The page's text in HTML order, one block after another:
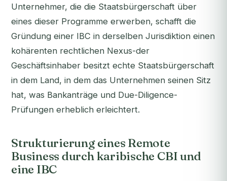
Unternehmer, die die Staatsbürgerschaft über
eines dieser Programme erwerben, schafft die
Gründung einer IBC in derselben Jurisdiktion einen
kohärenten rechtlichen Nexus-der
Geschäftsinhaber besitzt echte Staatsbürgerschaft
in dem Land, in dem das Unternehmen seinen Sitz
hat, was Bankanträge und Due-Diligence-
Prüfungen erheblich erleichtert.
Strukturierung eines Remote
Business durch karibische CBI und
eine IBC